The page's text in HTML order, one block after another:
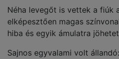
Néha levegőt is vettek a fiúk
elképesztően magas
hiba és egyik ámulatra
Sajnos egyvalami volt